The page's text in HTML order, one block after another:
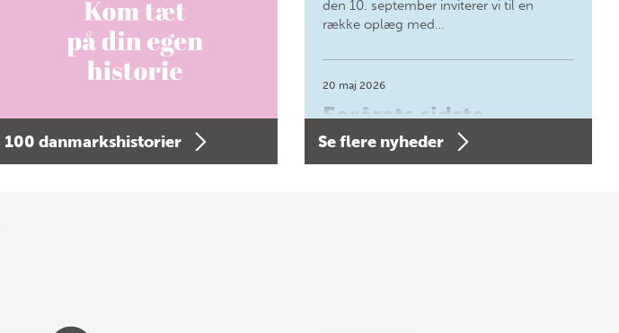
100 danmarkshistorier
den 10. september inviterer vi til en
række oplæg med…
20 maj 2026
Forårets sidste
Bogtorsdag 11. juni
Se flere nyheder